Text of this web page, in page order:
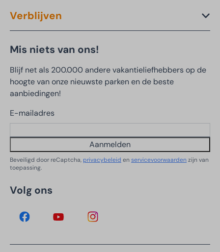
Verblijven
Mis niets van ons!
Blijf net als 200.000 andere vakantieliefhebbers op de
hoogte van onze nieuwste parken en de beste
aanbiedingen!
E-mailadres
Aanmelden
Beveiligd door reCaptcha, privacybeleid en servicevoorwaarden zijn van
toepassing.
Volg ons